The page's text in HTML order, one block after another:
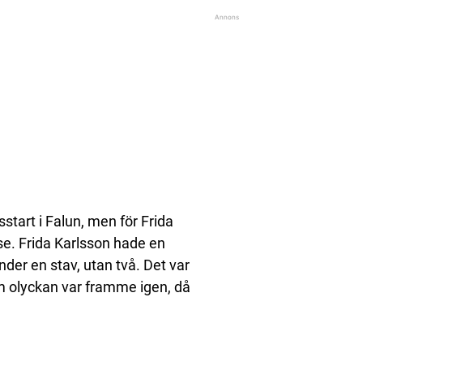
i Falun, men för Frida
Frida Karlsson hade en
en stav, utan två. Det var
olyckan var framme igen, då